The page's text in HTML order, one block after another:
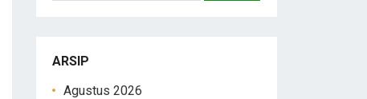
ARSIP
Agustus 2026